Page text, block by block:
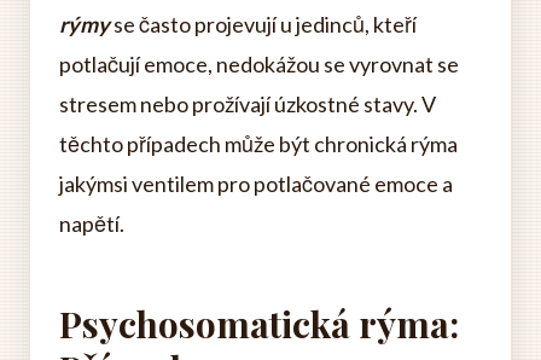
rýmyse často projevují u jedinců, kteří
potlačují emoce, nedokážou se vyrovnat se
stresem nebo prožívají úzkostné stavy. V
těchto případech může být chronická rýma
jakýmsi ventilem pro potlačované emoce a
napětí.
Psychosomatická rýma: